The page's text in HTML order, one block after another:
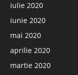
iulie 2020
iunie 2020
mai 2020
aprilie 2020
martie 2020